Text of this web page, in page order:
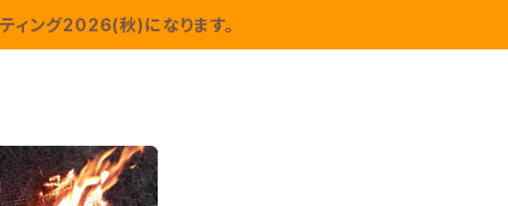
ィング2026(秋)になります。